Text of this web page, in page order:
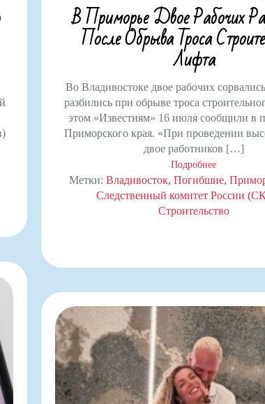
В Приморье Двое Рабочих
После Обрыва Троса
Лифта
Во Владивостоке двое рабочих
разбились при обрыве троса
этом «Известиям» 16 июля сообщили в
Приморского края. «При проведении
двое работников […]
Подробнее
Метки: Владивосток Погибшие
Следственный комитет России
Строительство